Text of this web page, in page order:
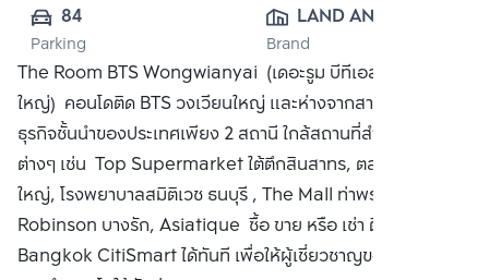
84
Parking
LAND AND
HOUSE PUBLIC
CO., LTD.
Brand
The Room BTS Wongwianyai (เดอะรูม บีทีเอส วงเวียน
ใหญ่) คอนโดติด BTS วงเวียนใหญ่ และห่างจากสาทร ศูนย์กลาง
ธุรกิจชั้นนำของประเทศเพียง 2 สถานี ใกล้สถานที่สำคัญใกล้เคียง
ต่างๆ เช่น Top Supermarket ใต้ตึกสินสาทร, ตลาดวงเวียน
ใหญ่, โรงพยาบาลสมิติเวช ธนบุรี , The Mall ท่าพระ,
Robinson บางรัก, Asiatique ซื้อ ขาย หรือ เช่า ติดต่อหาเรา
Bangkok CitiSmart ได้ทันที เพื่อให้ผู้เชี่ยวชาญของเราได้